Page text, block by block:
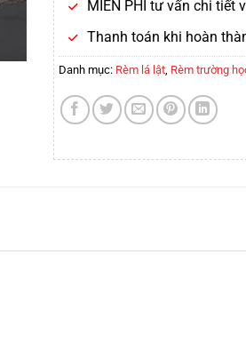
MIỄN PHÍ tư vấn chi tiết
Thanh toán khi hoàn
Danh mục: Rèm lá lật, Rèm trường